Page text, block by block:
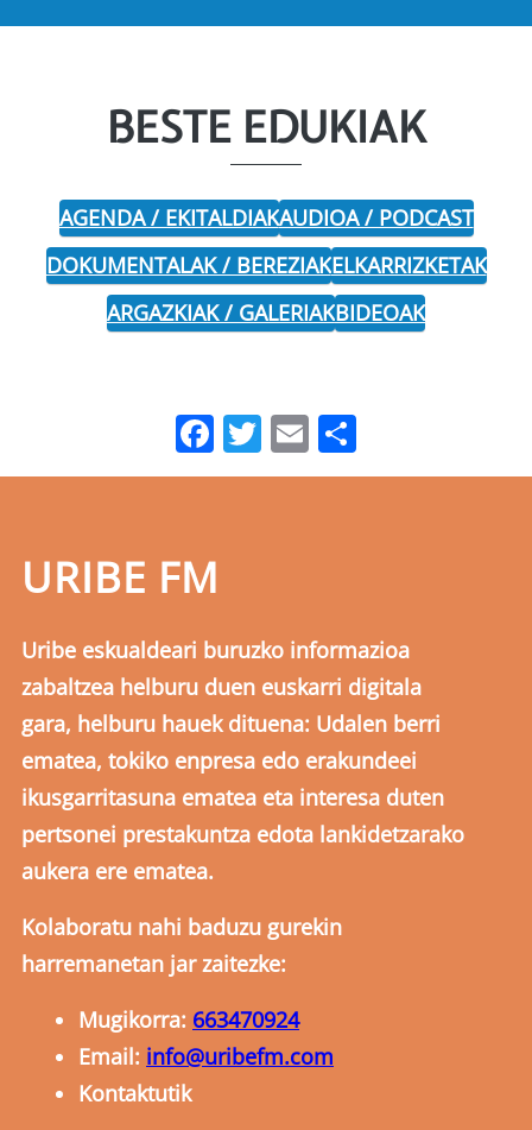
BESTE EDUKIAK
AGENDA / EKITALDIAKAUDIOA / PODCAST
DOKUMENTALAK / BEREZIAKELKARRIZKETAK
ARGAZKIAK / GALERIAKBIDEOAK
Facebook
Twitter
Email
URIBE FM
Uribe eskualdeari buruzko informazioa
zabaltzea helburu duen euskarri digitala
gara, helburu hauek dituena: Udalen berri
ematea, tokiko enpresa edo erakundeei
ikusgarritasuna ematea eta interesa duten
pertsonei prestakuntza edota lankidetzarako
aukera ere ematea.
Kolaboratu nahi baduzu gurekin
harremanetan jar zaitezke:
Mugikorra: 663470924
Email: info@uribefm.com
Kontaktutik